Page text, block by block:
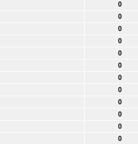
0
0
0
0
0
0
0
0
0
0
0
0